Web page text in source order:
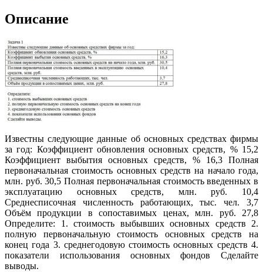
Описание
Известны следующие данные об основных средствах фирмы
за год: Коэффициент обновления основных средств, % 15,2
Коэффициент выбытия основных средств, % 16,3 Полная
первоначальная стоимость основных средств на начало года,
млн. руб. 30,5 Полная первоначальная стоимость введенных в
эксплуатацию основных средств, млн. руб. 10,4
Среднесписочная численность работающих, тыс. чел. 3,7
Объём продукции в сопоставимых ценах, млн. руб. 27,8
Определите: 1. стоимость выбывших основных средств 2.
полную первоначальную стоимость основных средств на
конец года 3. среднегодовую стоимость основных средств 4.
показатели использования основных фондов Сделайте
выводы.